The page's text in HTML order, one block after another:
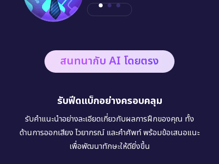
สนทนากับ AI โดยตรง
รับฟีดแบ็กอย่างครอบคลุม
รับคำแนะนำอย่างละเอียดเกี่ยวกับผลการฝึกของคุณ ทั้ง
ด้านการออกเสียง ไวยากรณ์ และคำศัพท์ พร้อมข้อเสนอแนะ
เพื่อพัฒนาทักษะให้ดียิ่งขึ้น